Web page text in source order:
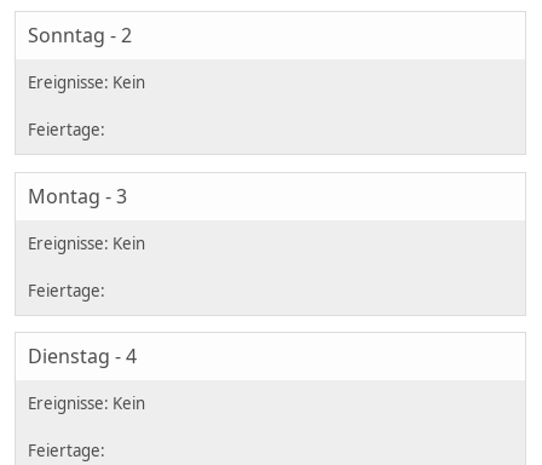
Sonntag - 2
Montag - 3
Dienstag - 4